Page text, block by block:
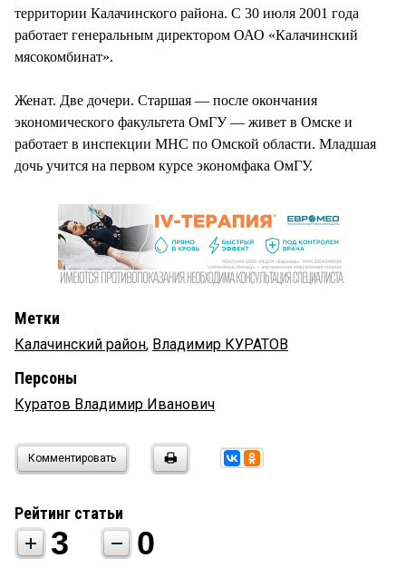
территории Калачинского района. С 30 июля 2001 года
работает генеральным директором ОАО «Калачинский
мясокомбинат».
Женат. Две дочери. Старшая — после окончания
экономического факультета ОмГУ — живет в Омске и
работает в инспекции МНС по Омской области. Младшая
дочь учится на первом курсе экономфака ОмГУ.
Метки
Калачинский район, Владимир КУРАТОВ
Персоны
Куратов Владимир Иванович
Комментировать
Рейтинг статьи
3 0